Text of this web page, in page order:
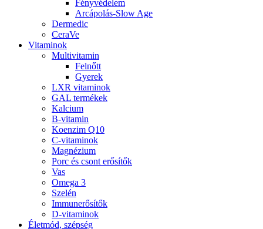
Fényvédelem
Arcápolás-Slow Age
Dermedic
CeraVe
Vitaminok
Multivitamin
Felnőtt
Gyerek
LXR vitaminok
GAL termékek
Kalcium
B-vitamin
Koenzim Q10
C-vitaminok
Magnézium
Porc és csont erősítők
Vas
Omega 3
Szelén
Immunerősítők
D-vitaminok
Életmód, szépség